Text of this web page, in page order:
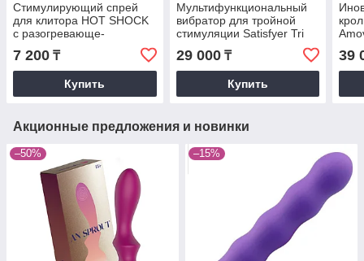
Стимулирующий спрей
для клитора HOT SHOCK
с разогревающе-
покалывающим
эффектом (12 мл.)
7 200 ₸
Купить
Мультифункциональный
вибратор для тройной
стимуляции Satisfyer Tri
Ball 2 голубой
29 000₸
Купить
39
Акционные предложения и новинки
–50% –15%